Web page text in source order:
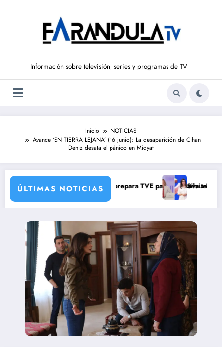
Información sobre televisión, series y programas de TV
Inicio
NOTICIAS
Avance ‘EN TIERRA LEJANA’ (16 junio): La desaparición de Cihan
Deniz desata el pánico en Midyat
ÚLTIMAS NOTICIAS
verdad brutal
de corresponsales que prepara TVE para su nueva temporada
Silvia Intxaurrondo